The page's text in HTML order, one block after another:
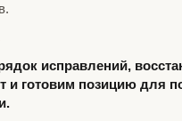
исправлений,
и готовим позицию для